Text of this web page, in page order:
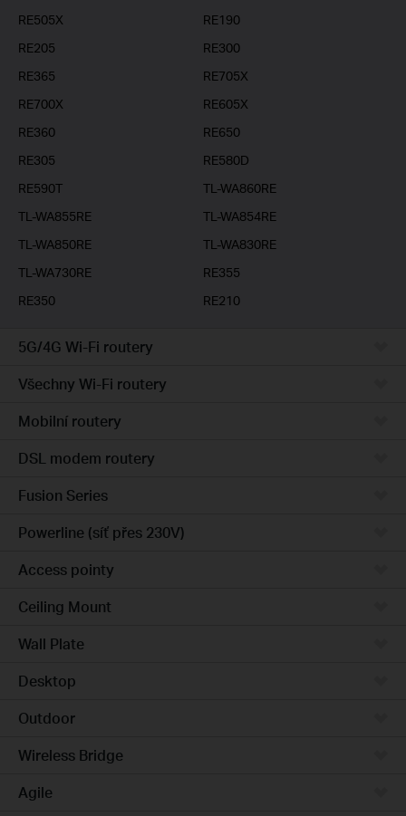
RE505X
RE190
RE205
RE300
RE365
RE705X
RE700X
RE605X
RE360
RE650
RE305
RE580D
RE590T
TL-WA860RE
TL-WA855RE
TL-WA854RE
TL-WA850RE
TL-WA830RE
TL-WA730RE
RE355
RE350
RE210
5G/4G Wi-Fi routery
Všechny Wi-Fi routery
Mobilní routery
DSL modem routery
Fusion Series
Powerline (síť přes 230V)
Access pointy
Ceiling Mount
Wall Plate
Desktop
Outdoor
Wireless Bridge
Agile